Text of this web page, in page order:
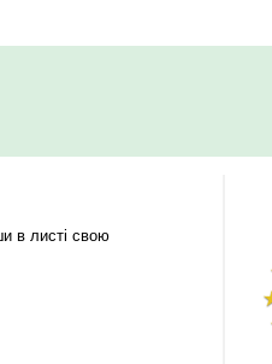
в листі свою